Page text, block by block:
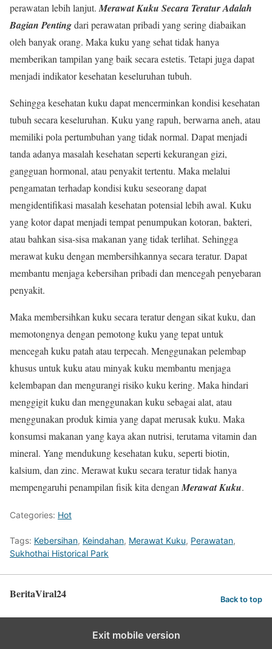
perawatan lebih lanjut. Merawat Kuku Secara TeraturAdalah
Bagian Pentingdari perawatan pribadi yang sering diabaikan
oleh banyak orang. Maka kuku yang sehat tidak hanya
memberikan tampilan yang baik secara estetis. Tetapi juga dapat
menjadi indikator kesehatan keseluruhan tubuh.
Sehingga kesehatan kuku dapat mencerminkan kondisi kesehatan
tubuh secara keseluruhan. Kuku yang rapuh, berwarna aneh, atau
memiliki pola pertumbuhan yang tidak normal. Dapat menjadi
tanda adanya masalah kesehatan seperti kekurangan gizi,
gangguan hormonal, atau penyakit tertentu. Maka melalui
pengamatan terhadap kondisi kuku seseorang dapat
mengidentifikasi masalah kesehatan potensial lebih awal. Kuku
yang kotor dapat menjadi tempat penumpukan kotoran, bakteri,
atau bahkan sisa-sisa makanan yang tidak terlihat. Sehingga
merawat kuku dengan membersihkannya secara teratur. Dapat
membantu menjaga kebersihan pribadi dan mencegah penyebaran
penyakit.
Maka membersihkan kuku secara teratur dengan sikat kuku, dan
memotongnya dengan pemotong kuku yang tepat untuk
mencegah kuku patah atau terpecah. Menggunakan pelembap
khusus untuk kuku atau minyak kuku membantu menjaga
kelembapan dan mengurangi risiko kuku kering. Maka hindari
menggigit kuku dan menggunakan kuku sebagai alat, atau
menggunakan produk kimia yang dapat merusak kuku. Maka
konsumsi makanan yang kaya akan nutrisi, terutama vitamin dan
mineral. Yang mendukung kesehatan kuku, seperti biotin,
kalsium, dan zinc. Merawat kuku secara teratur tidak hanya
mempengaruhi penampilan fisik kita dengan Merawat Kuku.
Categories: Hot
Tags: Kebersihan, Keindahan, Merawat Kuku, Perawatan,
Sukhothai Historical Park
BeritaViral24 Back to top
Exit mobile version